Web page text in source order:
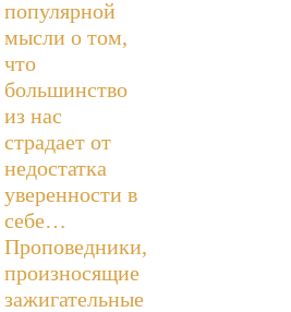
популярной
мысли о том,
что
большинство
из нас
страдает от
недостатка
уверенности в
себе…
Проповедники,
произносящие
зажигательные